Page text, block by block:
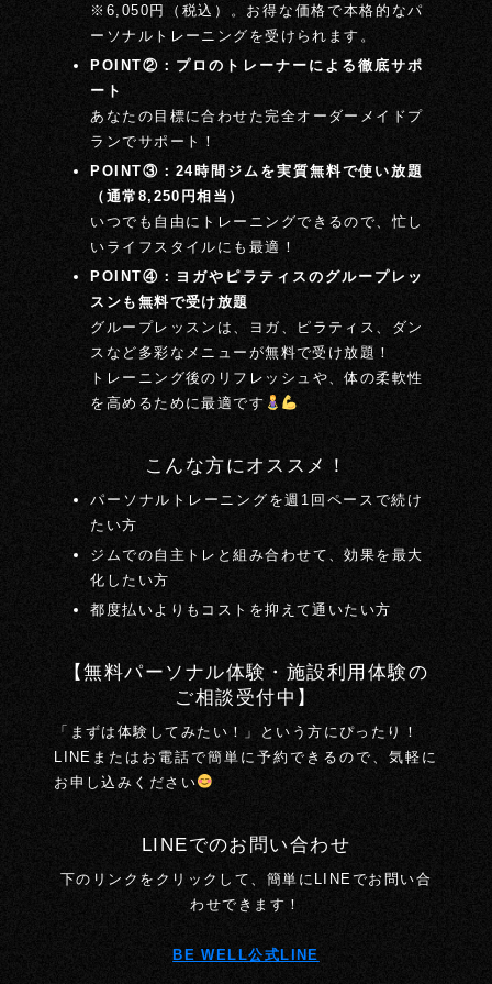
※6,050円（税込）。お得な価格で本格的なパ
ーソナルトレーニングを受けられます。
POINT②：プロのトレーナーによる徹底サポ
ート
あなたの目標に合わせた完全オーダーメイドプ
ランでサポート！
POINT③：24時間ジムを実質無料で使い放題
（通常8,250円相当）
いつでも自由にトレーニングできるので、忙し
いライフスタイルにも最適！
POINT④：ヨガやピラティスのグループレッ
スンも無料で受け放題
グループレッスンは、ヨガ、ピラティス、ダン
スなど多彩なメニューが無料で受け放題！
トレーニング後のリフレッシュや、体の柔軟性
を高めるために最適です
こんな方にオススメ！
パーソナルトレーニングを週1回ペースで続け
たい方
ジムでの自主トレと組み合わせて、効果を最大
化したい方
都度払いよりもコストを抑えて通いたい方
【無料パーソナル体験・施設利用体験の
ご相談受付中】
「まずは体験してみたい！」という方にぴったり！
LINEまたはお電話で簡単に予約できるので、気軽に
お申し込みください
LINEでのお問い合わせ
下のリンクをクリックして、簡単にLINEでお問い合
わせできます！
BE WELL公式LINE